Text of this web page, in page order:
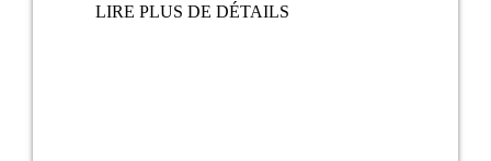
LIRE PLUS DE DÉTAILS